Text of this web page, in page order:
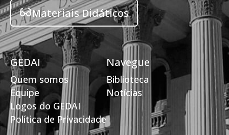
Materiais Didáticos
GEDAI
Quem somos
Equipe
Logos do GEDAI
Política de Privacidade
Navegue
Biblioteca
Notícias